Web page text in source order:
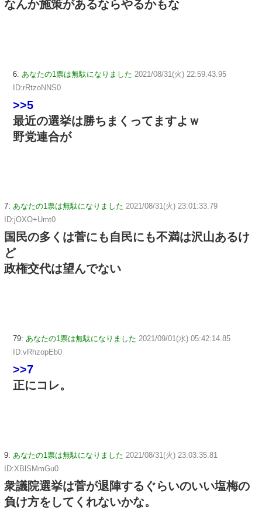
なんか施策があるならやるかもな
6: あなたの1票は無駄になりました 2021/08/31(火) 22:59:43.95
ID:rRtzoNNS0
>>5
最近の選挙は勝ちまくってますよｗ
野党連合が
7: あなたの1票は無駄になりました 2021/08/31(火) 23:01:33.79
ID:jOXO+Umt0
国民の多くは菅にも自民にも不満は沢山あるけ
ど
政権交代は望んでない
79: あなたの1票は無駄になりました 2021/09/01(水) 05:42:14.85
ID:vRhzopEb0
>>7
正にコレ。
9: あなたの1票は無駄になりました 2021/08/31(火) 23:03:35.81
ID:XBlSMmGu0
衆議院選挙は菅が退陣するぐらいのいい塩梅の
負け方をしてくれないかな。